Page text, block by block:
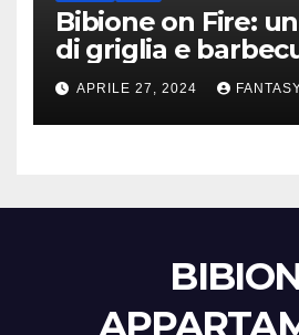
Bibione on Fire:
di griglia e
Treviso
APRILE 27, 2024